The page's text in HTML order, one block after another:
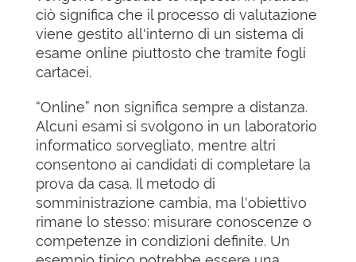
ciò significa che il processo di valutazione
viene gestito all'interno di un sistema di
esame online piuttosto che tramite fogli
cartacei.
“Online” non significa sempre a distanza.
Alcuni esami si svolgono in un laboratorio
informatico sorvegliato, mentre altri
consentono ai candidati di completare la
prova da casa. Il metodo di
somministrazione cambia, ma l'obiettivo
rimane lo stesso: misurare conoscenze o
competenze in condizioni definite. Un